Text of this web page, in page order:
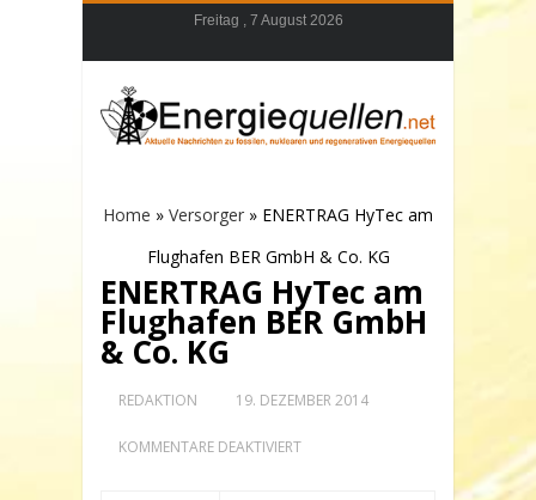
Freitag , 7 August 2026
Home » Versorger » ENERTRAG HyTec am
Flughafen BER GmbH & Co. KG
ENERTRAG HyTec am
Flughafen BER GmbH
& Co. KG
REDAKTION 19. DEZEMBER 2014
KOMMENTARE DEAKTIVIERTFÜR